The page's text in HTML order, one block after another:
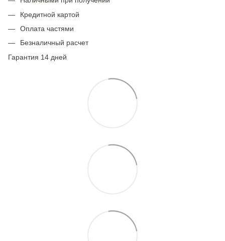
Кредитной картой
Оплата частями
Безналичный расчет
Гарантия 14 дней